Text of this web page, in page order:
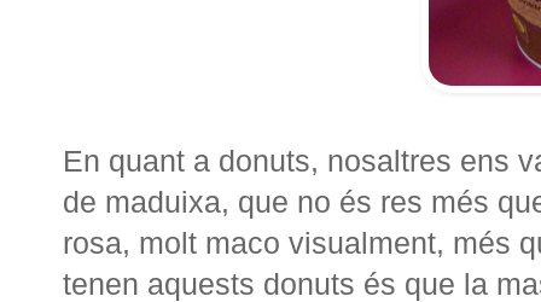
En quant a donuts, nosaltres ens
de maduixa, que no és res més
rosa, molt maco visualment, més
tenen aquests donuts és que la